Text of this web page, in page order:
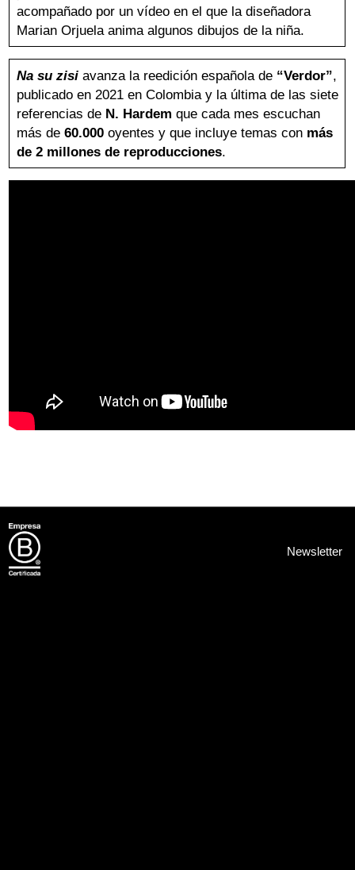
acompañado por un vídeo en el que la diseñadora
Marian Orjuela anima algunos dibujos de la niña.
Na su zisiavanza la reedición española de“Verdor”,
publicado en 2021 en Colombia y la última de las siete
referencias deN. Hardem que cada mes escuchan
más de 60.000 oyentes y que incluye temas con más
de 2 millones de reproducciones.
Newsletter